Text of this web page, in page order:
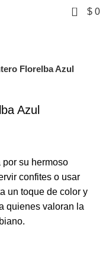
0 $ 0
Florelba Azul
Azul
por su hermoso
confites o usar
un toque de color y
quienes valoran la